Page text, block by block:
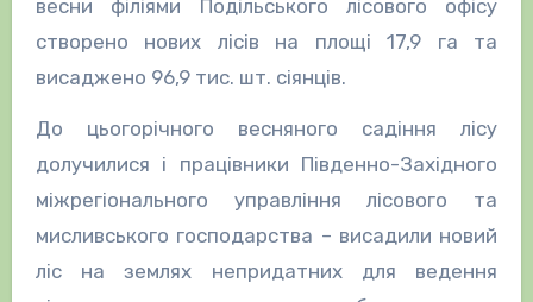
весни філіями Подільського лісового офісу
створено нових лісів на площі 17,9 га та
висаджено 96,9 тис. шт. сіянців.
До цьогорічного весняного садіння лісу
долучилися і працівники Південно-Західного
міжрегіонального управління лісового та
мисливського господарства – висадили новий
ліс на землях непридатних для ведення